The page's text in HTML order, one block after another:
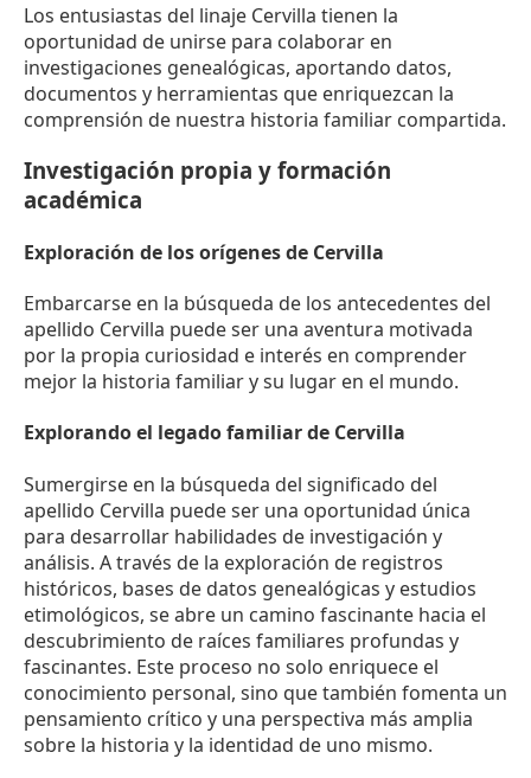
Los entusiastas del linaje Cervilla tienen la
oportunidad de unirse para colaborar en
investigaciones genealógicas, aportando datos,
documentos y herramientas que enriquezcan la
comprensión de nuestra historia familiar compartida.
Investigación propia y formación
académica
Exploración de los orígenes de Cervilla
Embarcarse en la búsqueda de los antecedentes del
apellido Cervilla puede ser una aventura motivada
por la propia curiosidad e interés en comprender
mejor la historia familiar y su lugar en el mundo.
Explorando el legado familiar de Cervilla
Sumergirse en la búsqueda del significado del
apellido Cervilla puede ser una oportunidad única
para desarrollar habilidades de investigación y
análisis. A través de la exploración de registros
históricos, bases de datos genealógicas y estudios
etimológicos, se abre un camino fascinante hacia el
descubrimiento de raíces familiares profundas y
fascinantes. Este proceso no solo enriquece el
conocimiento personal, sino que también fomenta un
pensamiento crítico y una perspectiva más amplia
sobre la historia y la identidad de uno mismo.